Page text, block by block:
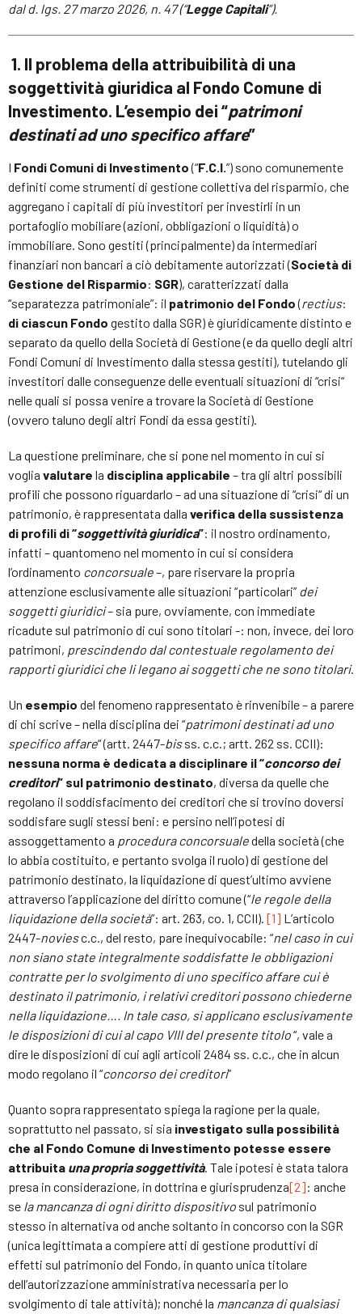
dal d. lgs. 27 marzo 2026, n. 47 (“Legge Capitali”).
1. Il problema della attribuibilità di una
soggettività giuridica al Fondo Comune di
Investimento. L’esempio dei “patrimoni
destinati ad uno specifico affare”
I Fondi Comuni di Investimento(“F.C.I.”) sono comunemente
definiti come strumenti di gestione collettiva del risparmio, che
aggregano i capitali di più investitori per investirli in un
portafoglio mobiliare (azioni, obbligazioni o liquidità) o
immobiliare. Sono gestiti (principalmente) da intermediari
finanziari non bancari a ciò debitamente autorizzati (Società di
Gestione del Risparmio: SGR), caratterizzati dalla
“separatezza patrimoniale”: il patrimonio del Fondo(rectius:
di ciascun Fondo gestito dalla SGR) è giuridicamente distinto e
separato da quello della Società di Gestione (e da quello degli altri
Fondi Comuni di Investimento dalla stessa gestiti), tutelando gli
investitori dalle conseguenze delle eventuali situazioni di “crisi“
nelle quali si possa venire a trovare la Società di Gestione
(ovvero taluno degli altri Fondi da essa gestiti).
La questione preliminare, che si pone nel momento in cui si
voglia valutare la disciplina applicabile – tra gli altri possibili
profili che possono riguardarlo – ad una situazione di “crisi“ di un
patrimonio, è rappresentata dalla verifica della sussistenza
di profili di “soggettività giuridica”: il nostro ordinamento,
infatti – quantomeno nel momento in cui si considera
l’ordinamento concorsuale–, pare riservare la propria
attenzione esclusivamente alle situazioni “particolari” dei
soggetti giuridici– sia pure, ovviamente, con immediate
ricadute sul patrimonio di cui sono titolari -: non, invece, dei loro
patrimoni, prescindendo dal contestuale regolamento dei
rapporti giuridici che li legano ai soggetti che ne sono titolari.
Un esempio del fenomeno rappresentato è rinvenibile – a parere
di chi scrive – nella disciplina dei “patrimoni destinati ad uno
specifico affare“ (artt. 2447-bisss. c.c.; artt. 262 ss. CCII):
nessuna norma è dedicata a disciplinare il “concorso dei
creditori” sul patrimonio destinato, diversa da quelle che
regolano il soddisfacimento dei creditori che si trovino doversi
soddisfare sugli stessi beni: e persino nell’ipotesi di
assoggettamento a procedura concorsualedella società (che
lo abbia costituito, e pertanto svolga il ruolo) di gestione del
patrimonio destinato, la liquidazione di quest’ultimo avviene
attraverso l’applicazione del diritto comune (“le regole della
liquidazione della società”: art. 263, co. 1, CCII). [1] L’articolo
2447-noviesc.c., del resto, pare inequivocabile: “nel caso in cui
non siano state integralmente soddisfatte le obbligazioni
contratte per lo svolgimento di uno specifico affare cui è
destinato il patrimonio, i relativi creditori possono chiederne
nella liquidazione…. In tale caso, si applicano esclusivamente
le disposizioni di cui al capo VIII del presente titolo“, vale a
dire le disposizioni di cui agli articoli 2484 ss. c.c., che in alcun
modo regolano il “concorso dei creditori”
Quanto sopra rappresentato spiega la ragione per la quale,
soprattutto nel passato, si sia investigato sulla possibilità
che al Fondo Comune di Investimento potesse essere
attribuita una propria soggettività. Tale ipotesi è stata talora
presa in considerazione, in dottrina e giurisprudenza[2]: anche
se la mancanza di ogni diritto dispositivo sul patrimonio
stesso in alternativa od anche soltanto in concorso con la SGR
(unica legittimata a compiere atti di gestione produttivi di
effetti sul patrimonio del Fondo, in quanto unica titolare
dell’autorizzazione amministrativa necessaria per lo
svolgimento di tale attività); nonché la mancanza di qualsiasi